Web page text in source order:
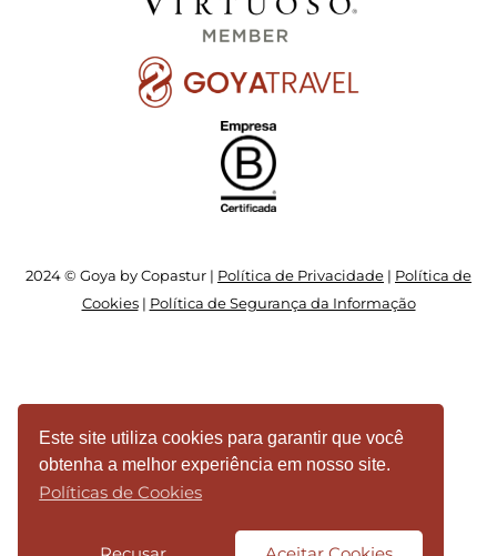
2024 © Goya by Copastur | Política de Privacidade | Política de
Cookies| Política de Segurança da Informação
Este site utiliza cookies para garantir que você
obtenha a melhor experiência em nosso site.
Políticas de Cookies